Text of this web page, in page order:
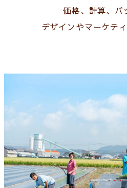
価格、計算、パ
デザインやマーケテ